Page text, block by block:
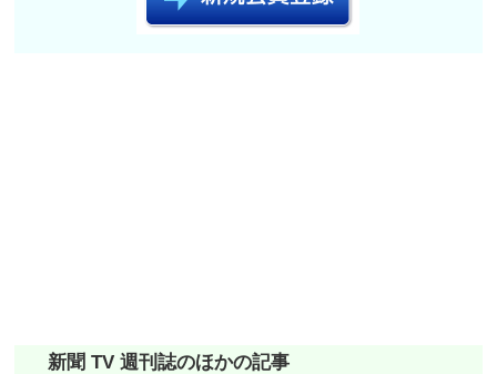
新聞 TV 週刊誌のほかの記事